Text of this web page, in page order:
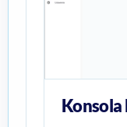
Konsola